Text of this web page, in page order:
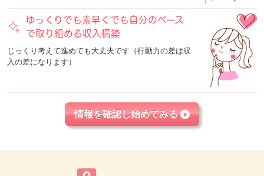
ゆっくりでも素早くでも自分のペース
で取り組める収入構築
じっくり考えて進めても大丈夫です（行動力の差は収
入の差になります）
情報を確認し始めてみる